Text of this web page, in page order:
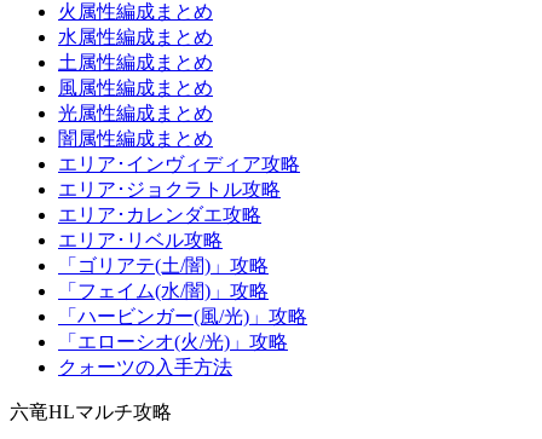
火属性編成まとめ
水属性編成まとめ
土属性編成まとめ
風属性編成まとめ
光属性編成まとめ
闇属性編成まとめ
エリア･インヴィディア攻略
エリア･ジョクラトル攻略
エリア･カレンダエ攻略
エリア･リベル攻略
「ゴリアテ(土/闇)」攻略
「フェイム(水/闇)」攻略
「ハービンガー(風/光)」攻略
「エローシオ(火/光)」攻略
クォーツの入手方法
六竜HLマルチ攻略